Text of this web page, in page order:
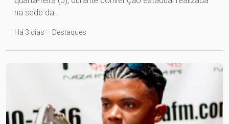
na sede da…
Há 3 dias – Destaques